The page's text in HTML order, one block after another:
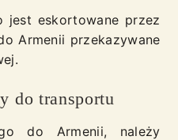
jest eskortowane przez
Armenii przekazywane
do transportu
do Armenii, należy